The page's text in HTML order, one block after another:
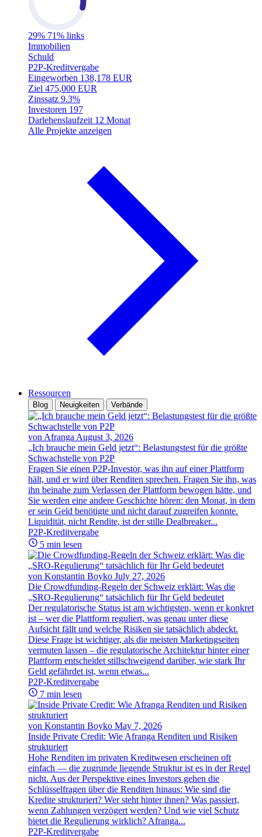
29% 71% links
Immobilien
Schuld
P2P-Kreditvergabe
Eingeworben 138,178 EUR
Ziel 475,000 EUR
Zinssatz 9.3%
Investoren 197
Darlehenslaufzeit 12 Monat
Alle Projekte anzeigen
Ressourcen
Blog Neuigkeiten Verbände
von Afranga August 3, 2026
„Ich brauche mein Geld jetzt“: Belastungstest für die größte
Schwachstelle von P2P
Fragen Sie einen P2P-Investor, was ihn auf einer Plattform
hält, und er wird über Renditen sprechen. Fragen Sie ihn, was
ihn beinahe zum Verlassen der Plattform bewogen hätte, und
Sie werden eine andere Geschichte hören: den Monat, in dem
er sein Geld benötigte und nicht darauf zugreifen konnte.
Liquidität, nicht Rendite, ist der stille Dealbreaker...
P2P-Kreditvergabe
5 min lesen
von Konstantin Boyko July 27, 2026
Die Crowdfunding-Regeln der Schweiz erklärt: Was die
„SRO-Regulierung“ tatsächlich für Ihr Geld bedeutet
Der regulatorische Status ist am wichtigsten, wenn er konkret
ist – wer die Plattform reguliert, was genau unter diese
Aufsicht fällt und welche Risiken sie tatsächlich abdeckt.
Diese Frage ist wichtiger, als die meisten Marketingseiten
vermuten lassen – die regulatorische Architektur hinter einer
Plattform entscheidet stillschweigend darüber, wie stark Ihr
Geld gefährdet ist, wenn etwas...
P2P-Kreditvergabe
7 min lesen
von Konstantin Boyko May 7, 2026
Inside Private Credit: Wie Afranga Renditen und Risiken
strukturiert
Hohe Renditen im privaten Kreditwesen erscheinen oft
einfach — die zugrunde liegende Struktur ist es in der Regel
nicht. Aus der Perspektive eines Investors gehen die
Schlüsselfragen über die Renditen hinaus: Wie sind die
Kredite strukturiert? Wer steht hinter ihnen? Was passiert,
wenn Zahlungen verzögert werden? Und wie viel Schutz
bietet die Regulierung wirklich? Afranga...
P2P-Kreditvergabe